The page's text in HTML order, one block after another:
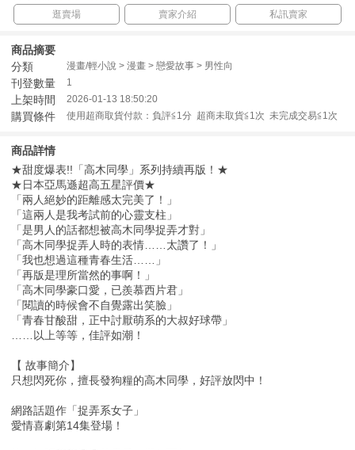
逛賣場
賣家介紹 私訊賣家
商品摘要
分類
漫畫/輕小說 > 漫畫 > 戀愛故事 > 男性向
刊登數量 1
上架時間 2026-01-13 18:50:20
購買條件 使用超商取貨付款：負評≦1分 超商未取貨≦1次 未完成交易≦1次
商品詳情
★甜度爆表!!「高木同學」系列持續再版！★
★日本亞馬遜超高五星評價★
「兩人絕妙的距離感太完美了！」
「這兩人是我考試前的心靈支柱」
「是男人的話都想被高木同學捉弄才對」
「高木同學捉弄人時的表情……太讚了！」
「我也想過這種青春生活……」
「再版是理所當然的事啊！」
「高木同學豪口愛，已羨慕西片君」
「閱讀的時候會不自覺露出笑臉」
「青春甘酸甜，正中討厭萌系的大叔好球帶」
……以上等等，佳評如潮！
【 故事簡介】
只想閃死你，擅長發狗糧的高木同學，好評放閃中！
網路話題作「捉弄系女子」
愛情喜劇第14集登場！